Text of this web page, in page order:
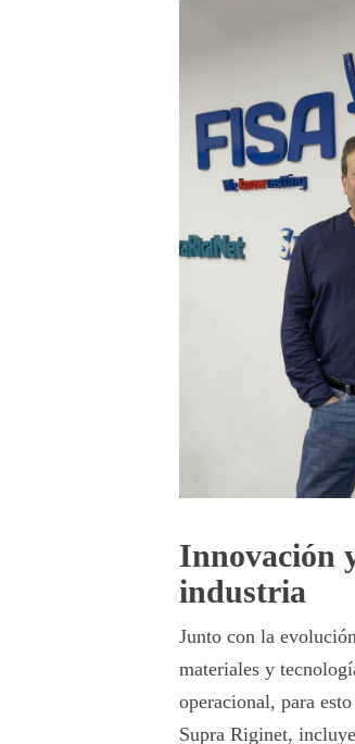
Innovación
industria
Junto con la
materiales y
operacional,para
Supra Riginet,